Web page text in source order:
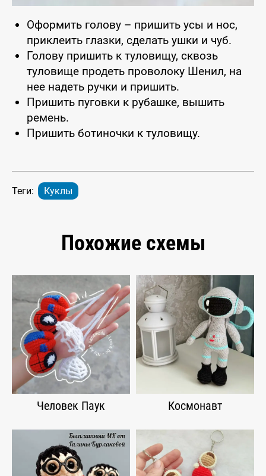
Оформить голову – пришить усы и нос,
приклеить глазки, сделать ушки и чуб.
Голову пришить к туловищу, сквозь
туловище продеть проволоку Шенил, на
нее надеть ручки и пришить.
Пришить пуговки к рубашке, вышить
ремень.
Пришить ботиночки к туловищу.
Теги: Куклы
Похожие схемы
Человек Паук Космонавт